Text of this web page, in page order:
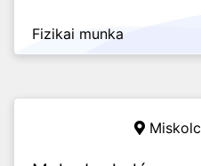
Fizikai munka